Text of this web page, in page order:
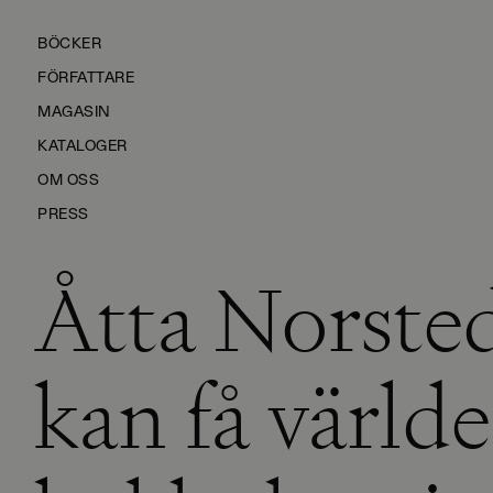
BÖCKER
FÖRFATTARE
MAGASIN
KATALOGER
OM OSS
PRESS
KONTAKTA OSS
HÅLLBARHET
Åtta
kan få